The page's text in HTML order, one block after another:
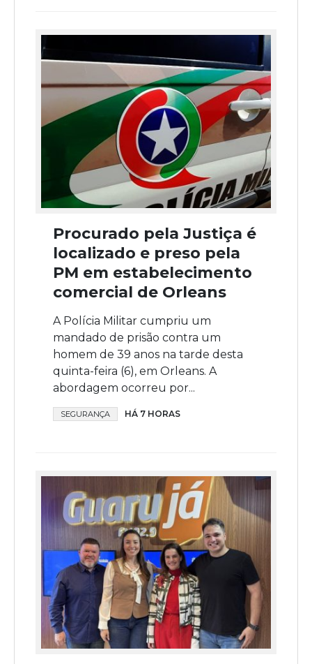
Procurado pela Justiça é
localizado e preso pela
PM em estabelecimento
comercial de Orleans
A Polícia Militar cumpriu um
mandado de prisão contra um
homem de 39 anos na tarde desta
quinta-feira (6), em Orleans. A
abordagem ocorreu por...
SEGURANÇA HÁ 7 HORAS